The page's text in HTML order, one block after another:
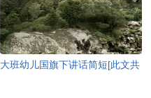
大班幼儿国旗下讲话简短[此文共